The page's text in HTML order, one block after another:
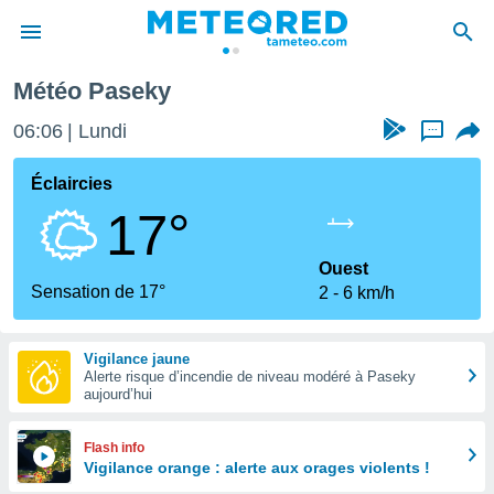
de
Météo Paseky
06:06 Lundi ...
Éclaircies
17°
Sensation de 17°
Ouest
2
6 km/h
Vigilance jaune
Alerte risque d’incendie de niveau modéré à Paseky
aujourd’hui
Flash info
Vigilance orange : alerte aux orages violents !